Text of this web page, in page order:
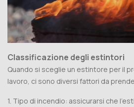
Classificazione degli estintori
Quando si sceglie un estintore per il
lavoro, ci sono diversi fattori da
1. Tipo di incendio: assicurarsi che